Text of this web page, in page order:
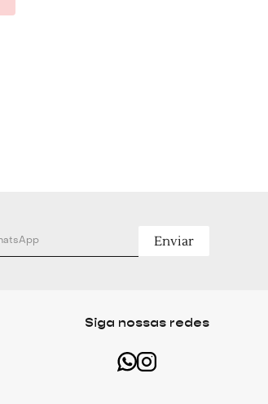
Enviar
Siga nossas redes